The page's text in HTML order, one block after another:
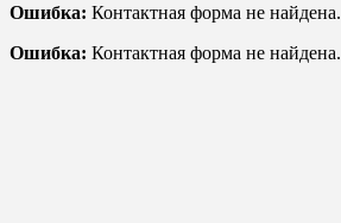
Ошибка: Контактная форма не найдена.
Ошибка: Контактная форма не найдена.